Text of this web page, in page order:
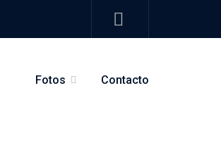
Fotos Contacto